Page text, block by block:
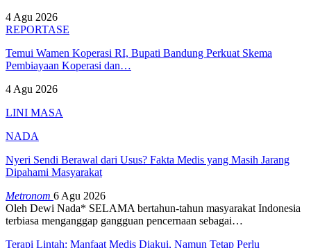
4 Agu 2026
REPORTASE
Temui Wamen Koperasi RI, Bupati Bandung Perkuat Skema
Pembiayaan Koperasi dan…
4 Agu 2026
LINI MASA
NADA
Nyeri Sendi Berawal dari Usus? Fakta Medis yang Masih Jarang
Dipahami Masyarakat
Metronom 6 Agu 2026
Oleh Dewi Nada* SELAMA bertahun-tahun masyarakat Indonesia
terbiasa menganggap gangguan pencernaan sebagai…
Terapi Lintah: Manfaat Medis Diakui, Namun Tetap Perlu